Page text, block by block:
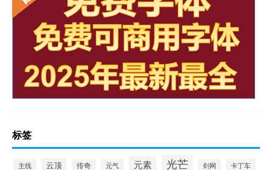
标签
主线 云顶 传奇 元气 元素 光芒 剑网 卡丁车